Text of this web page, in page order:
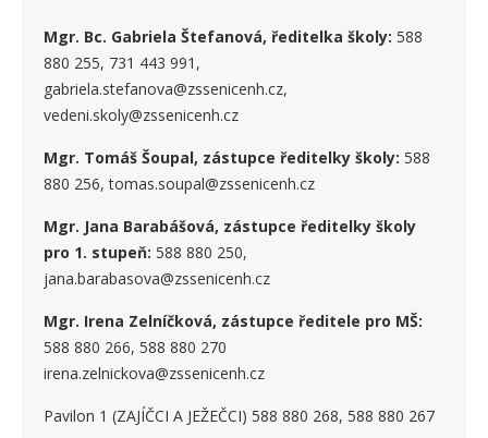
Mgr. Bc. Gabriela Štefanová, ředitelka školy: 588
880 255, 731 443 991,
gabriela.stefanova@zssenicenh.cz,
vedeni.skoly@zssenicenh.cz
Mgr. Tomáš Šoupal, zástupce ředitelky školy: 588
880 256, tomas.soupal@zssenicenh.cz
Mgr. Jana Barabášová, zástupce ředitelky školy
pro 1. stupeň: 588 880 250,
jana.barabasova@zssenicenh.cz
Mgr. Irena Zelníčková, zástupce ředitele pro MŠ:
588 880 266, 588 880 270
irena.zelnickova@zssenicenh.cz
Pavilon 1 (ZAJÍČCI A JEŽEČCI) 588 880 268, 588 880 267